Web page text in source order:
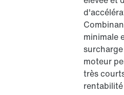
Interface moteur digitale
minimale
moteur
très